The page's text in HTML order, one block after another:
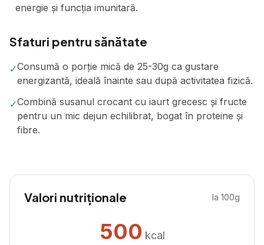
energie și funcția imunitară.
Sfaturi pentru sănătate
✓Consumă o porție mică de 25-30g ca gustare
energizantă, ideală înainte sau după activitatea fizică.
✓Combină susanul crocant cu iaurt grecesc și fructe
pentru un mic dejun echilibrat, bogat în proteine și
fibre.
Valori nutriționale la 100g
500 kcal